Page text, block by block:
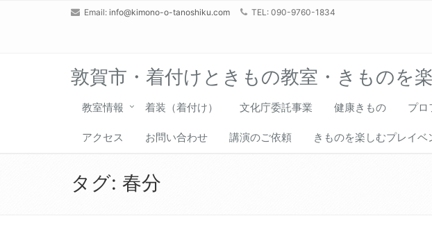
Email: info@kimono-o-tanoshiku.com TEL: 090-9760-1834
敦賀市・着付けときもの教室・きものを
教室情報 着装（着付け） 文化庁委託事業 健康きもの プロ
アクセス お問い合わせ 講演のご依頼 きものを楽しむプレイベ
タグ: 春分